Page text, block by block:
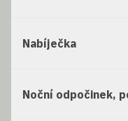
Nabíječka
Noční odpočinek,